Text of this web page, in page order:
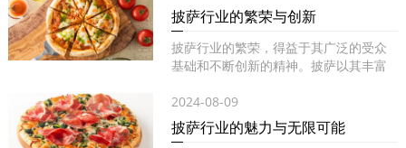
披萨行业的繁荣与创新
披萨行业的繁荣，得益于其广泛的受众
基础和不断创新的精神。披萨以其丰富
2024-08-09
披萨行业的魅力与无限可能